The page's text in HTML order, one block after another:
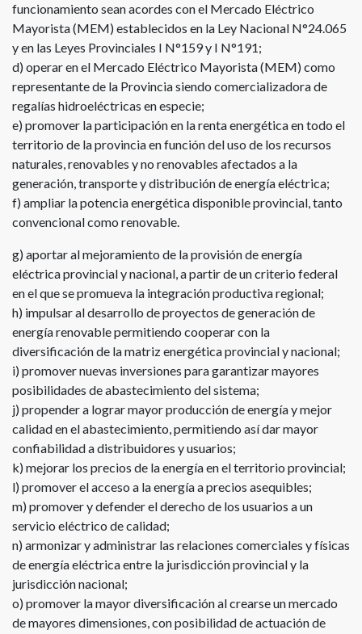
funcionamiento sean acordes con el Mercado Eléctrico
Mayorista (MEM) establecidos en la Ley Nacional N°24.065
y en las Leyes Provinciales I N°159 y I N°191;
d) operar en el Mercado Eléctrico Mayorista (MEM) como
representante de la Provincia siendo comercializadora de
regalías hidroeléctricas en especie;
e) promover la participación en la renta energética en todo el
territorio de la provincia en función del uso de los recursos
naturales, renovables y no renovables afectados a la
generación, transporte y distribución de energía eléctrica;
f) ampliar la potencia energética disponible provincial, tanto
convencional como renovable.
g) aportar al mejoramiento de la provisión de energía
eléctrica provincial y nacional, a partir de un criterio federal
en el que se promueva la integración productiva regional;
h) impulsar al desarrollo de proyectos de generación de
energía renovable permitiendo cooperar con la
diversificación de la matriz energética provincial y nacional;
i) promover nuevas inversiones para garantizar mayores
posibilidades de abastecimiento del sistema;
j) propender a lograr mayor producción de energía y mejor
calidad en el abastecimiento, permitiendo así dar mayor
confiabilidad a distribuidores y usuarios;
k) mejorar los precios de la energía en el territorio provincial;
l) promover el acceso a la energía a precios asequibles;
m) promover y defender el derecho de los usuarios a un
servicio eléctrico de calidad;
n) armonizar y administrar las relaciones comerciales y físicas
de energía eléctrica entre la jurisdicción provincial y la
jurisdicción nacional;
o) promover la mayor diversificación al crearse un mercado
de mayores dimensiones, con posibilidad de actuación de